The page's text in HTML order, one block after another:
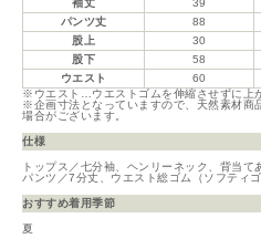
パンツ丈
88
股上
30
股下
58
ウエスト
60
※ウエスト…ウエストゴムを伸縮させずに上
※企画寸法となっていますので、天然素材商
場合がございます。
仕様
トップス／七分袖、ヘンリーネック、背当て
パンツ／7分丈、ウエスト総ゴム（ソフティ
おすすめ着用季節
夏